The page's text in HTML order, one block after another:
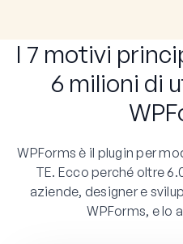
I 7 motivi
6 milioni di
WPForms è il plugin per
TE. Ecco perché oltre
aziende, designer e
WPForms, e lo